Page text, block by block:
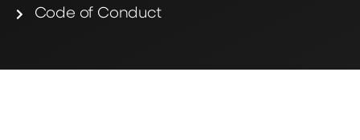
Code of Conduct